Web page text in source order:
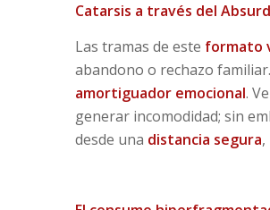
Catarsis a través del
Las tramas de este formato
abandono o rechazo
amortiguador emocional.
generar incomodidad; sin
desde una distancia segura